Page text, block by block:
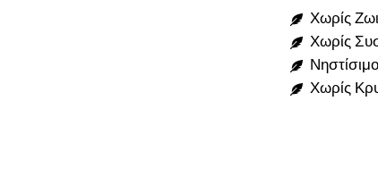
Χωρίς
Χωρίς
Νηστίσιμο
Χωρίς